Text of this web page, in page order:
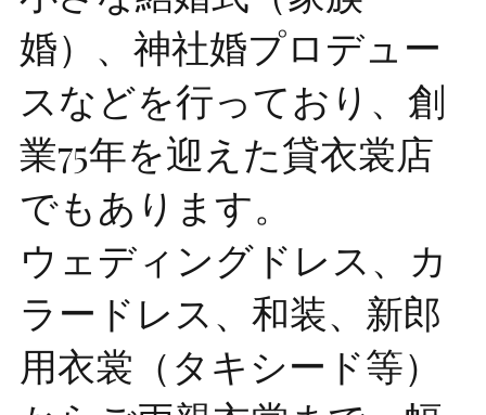
婚）、神社婚プロデュー
スなどを行っており、創
業75年を迎えた貸衣裳店
でもあります。
ウェディングドレス、カ
ラードレス、和装、新郎
用衣裳（タキシード等）